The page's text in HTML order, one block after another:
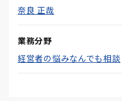
奈良 正哉
業務分野
経営者の悩みなんでも相談